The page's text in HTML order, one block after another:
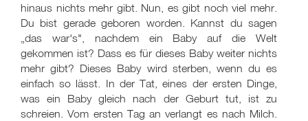
hinaus nichts mehr gibt. Nun, es gibt noch viel mehr.
Du bist gerade geboren worden. Kannst du sagen
„das war's", nachdem ein Baby auf die Welt
gekommen ist? Dass es für dieses Baby weiter nichts
mehr gibt? Dieses Baby wird sterben, wenn du es
einfach so lässt. In der Tat, eines der ersten Dinge,
was ein Baby gleich nach der Geburt tut, ist zu
schreien. Vom ersten Tag an verlangt es nach Milch.